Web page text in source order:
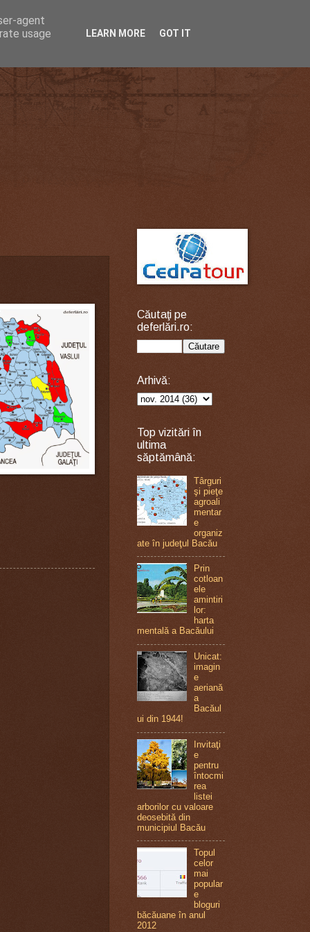
Căutaţi pe
deferlări.ro:
Arhivă:
Top vizitări în
ultima
săptămână:
Târguri
şi pieţe
agroali
mentar
e
organiz
ate în judeţul Bacău
Prin
cotloan
ele
amintiri
lor:
harta
mentală a Bacăului
Unicat:
imagin
e
aeriană
a
Bacăul
ui din 1944!
Invitaţi
e
pentru
întocmi
rea
listei
arborilor cu valoare
deosebită din
municipiul Bacău
Topul
celor
mai
popular
e
bloguri
băcăuane în anul
2012
agent
usage
LEARN MORE GOT IT